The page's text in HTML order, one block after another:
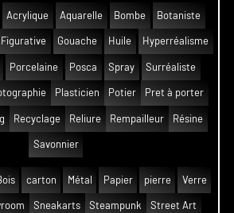
Acrylique Aquarelle Bombe Botaniste
Figurative Gouache Huile Hyperréalisme
Porcelaine Posca Spray Surréaliste
Plasticien Potier Pret à porter
Recyclage Reliure Rempailleur Résine
Savonnier
carton Métal Papier pierre Verre
Sneakarts Steampunk Street Art